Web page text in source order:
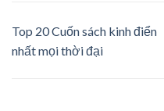
Top 20 Cuốn sách kinh điển
nhất mọi thời đại